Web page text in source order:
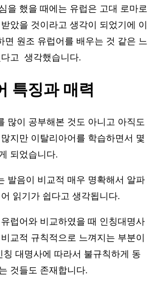
을 했을 때에는 유럽은 고대 로마로
았을 것이라고 생각이 되었기에 이
면 원조 유럽어를 배우는 것 같은 느
다고 생각했습니다.
특징과 매력
많이 공부해본 것도 아니고 아직도
지만 이탈리아어를 학습하면서 몇
되었습니다.
발음이 비교적 매우 명확해서 알파
읽기가 쉽다고 생각됩니다.
럽어와 비교하였을 때 인칭대명사
교적 규칙적으로 느껴지는 부분이
칭 대명사에 따라서 불규칙하게 동
것들도 존재합니다.